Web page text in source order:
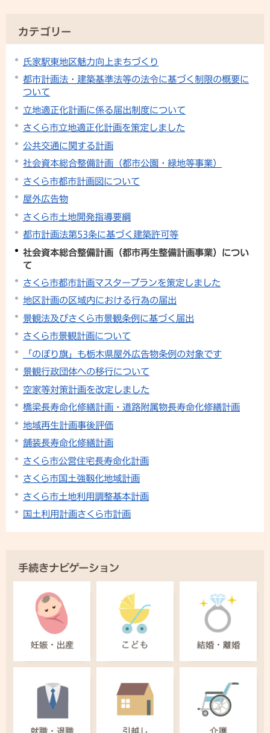
カテゴリー
氏家駅東地区魅力向上まちづくり
都市計画法・建築基準法等の法令に基づく制限の概要に
ついて
立地適正化計画に係る届出制度について
さくら市立地適正化計画を策定しました
公共交通に関する計画
社会資本総合整備計画（都市公園・緑地等事業）
さくら市都市計画図について
屋外広告物
さくら市土地開発指導要綱
都市計画法第53条に基づく建築許可等
社会資本総合整備計画（都市再生整備計画事業）につい
て
さくら市都市計画マスタープランを策定しました
地区計画の区域内における行為の届出
景観法及びさくら市景観条例に基づく届出
さくら市景観計画について
「のぼり旗」も栃木県屋外広告物条例の対象です
景観行政団体への移行について
空家等対策計画を改定しました
橋梁長寿命化修繕計画・道路附属物長寿命化修繕計画
地域再生計画事後評価
舗装長寿命化修繕計画
さくら市公営住宅長寿命化計画
さくら市国土強靱化地域計画
さくら市土地利用調整基本計画
国土利用計画さくら市計画
手続きナビゲーション